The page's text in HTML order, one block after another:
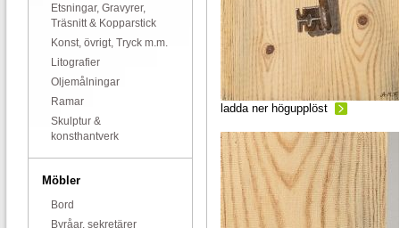
Etsningar, Gravyrer,
Träsnitt & Kopparstick
Konst, övrigt, Tryck m.m.
Litografier
Oljemålningar
Ramar
Skulptur &
konsthantverk
Möbler
Bord
Byråar, sekretärer
ladda ner högupplöst